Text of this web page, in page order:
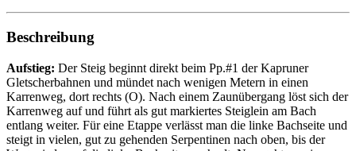
Beschreibung
Aufstieg: Der Steig beginnt direkt beim Pp.#1 der Kapruner
Gletscherbahnen und mündet nach wenigen Metern in einen
Karrenweg, dort rechts (O). Nach einem Zaunübergang löst sich der
Karrenweg auf und führt als gut markiertes Steiglein am Bach
entlang weiter. Für eine Etappe verlässt man die linke Bachseite und
steigt in vielen, gut zu gehenden Serpentinen nach oben, bis der